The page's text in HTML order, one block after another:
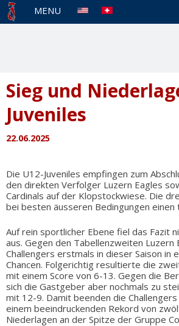
MENU
Sieg und
Juveniles
22.06.2025
Die U12-Juveniles empfingen zum
den direkten Verfolger Luzern Eagles
Cardinals auf der Klopstockwiese. Die
bei besten äusseren Bedingungen einen
Auf rein sportlicher Ebene fiel das Fazit
aus. Gegen den Tabellenzweiten Luzern
Challengers erstmals in dieser Saison in
Chancen. Folgerichtig resultierte die
mit einem Score von 6-13. Gegen die
sich die Gastgeber aber nochmals zu
mit 12-9. Damit beenden die
einem beeindruckenden Rekord von
Niederlagen an der Spitze der Gruppe